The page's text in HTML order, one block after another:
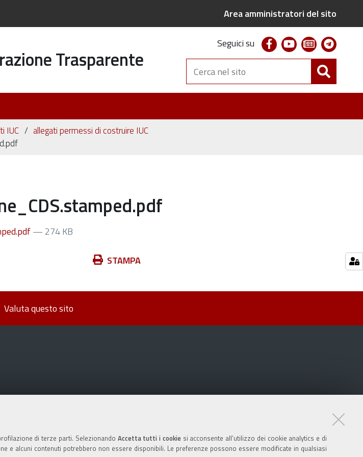
di terze parti. Selezionando Accetta tutti i cookiesi acconsente all’utilizzo dei cookie analytics e di
e alcuni contenuti potrebbero non essere disponibili. Le preferenze possono essere modificate in qualsiasi
Area amministratori del sito
Trasparente
Seguici su facebookyoutubenewsletter
Cerca
nel
sito
IUC
allegati permessi di costruire IUC
— 274 KB
Azioni STAMPA
Valuta questo sito